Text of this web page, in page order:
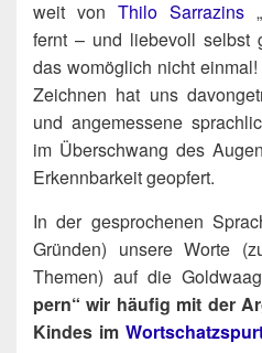
weit von Thi­lo Sar­ra­zins
fernt – und lie­be­voll selbst
das womög­lich nicht
Zeich­nen hat uns
und ange­mes­se­ne
im Über­schwang des
Erkenn­bar­keit geopfert.
In der gespro­che­nen
Grün­den) unse­re Wor­te
The­men) auf die
pern“ wir häu­fig mit der
Kin­des im